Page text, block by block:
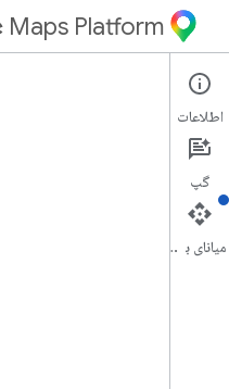
Maps Platform
Environment
راهنما
اطلاعات
گپ
میانای برنامه‌سازی کاربردی